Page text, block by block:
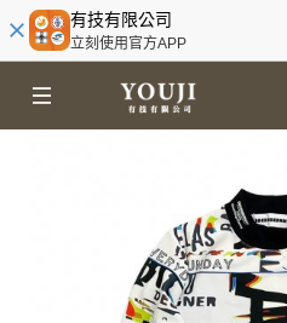
有技有限公司
立刻使用官方APP